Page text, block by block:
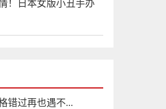
！日本女版小丑手办
错过再也遇不...